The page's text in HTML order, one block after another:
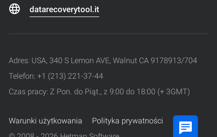
datarecoverytool.it
Adres: USA, 340 S Lemon AVE, Walnut CA 9178913/704
Telefon: +1 (213) 221-37-44
Czas pracy: Z Pon. do Piąt., z 9:00 do 18:00 (+ 3GMT)
Warunki użytkowania
Polityka prywatności